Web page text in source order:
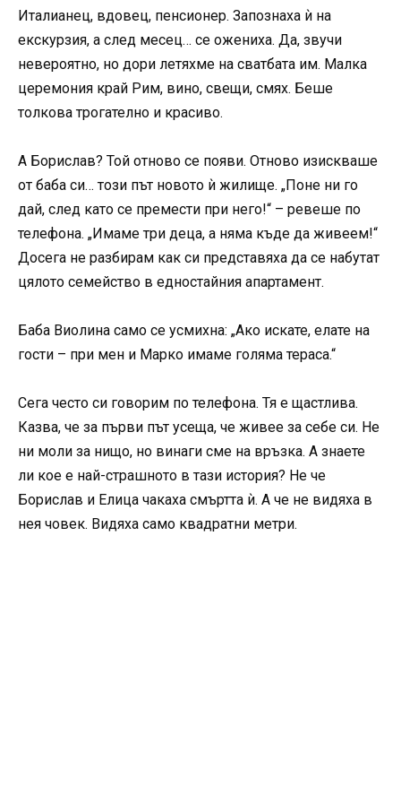
Италианец, вдовец, пенсионер. Запознаха ѝ на
екскурзия, а след месец… се ожениха. Да, звучи
невероятно, но дори летяхме на сватбата им. Малка
церемония край Рим, вино, свещи, смях. Беше
толкова трогателно и красиво.
А Борислав? Той отново се появи. Отново изискваше
от баба си… този път новото ѝ жилище. „Поне ни го
дай, след като се премести при него!“ – ревеше по
телефона. „Имаме три деца, а няма къде да живеем!“
Досега не разбирам как си представяха да се набутат
цялото семейство в едностайния апартамент.
Баба Виолина само се усмихна: „Ако искате, елате на
гости – при мен и Марко имаме голяма тераса.“
Сега често си говорим по телефона. Тя е щастлива.
Казва, че за първи път усеща, че живее за себе си. Не
ни моли за нищо, но винаги сме на връзка. А знаете
ли кое е най-страшното в тази история? Не че
Борислав и Елица чакаха смъртта ѝ. А че не видяха в
нея човек. Видяха само квадратни метри.